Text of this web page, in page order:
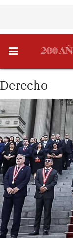
Derecho